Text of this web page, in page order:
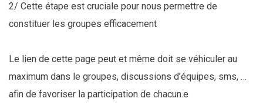
2/ Cette étape est cruciale pour nous permettre de
constituer les groupes efficacement
Le lien de cette page peut et même doit se véhiculer au
maximum dans le groupes, discussions d’équipes, sms, …
afin de favoriser la participation de chacun.e